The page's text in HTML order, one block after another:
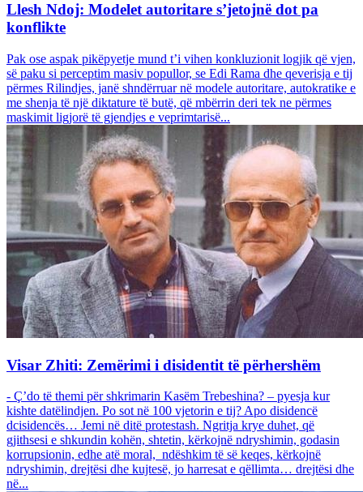
Llesh Ndoj: Modelet autoritare s’jetojnë dot pa
konflikte
Pak ose aspak pikëpyetje mund t’i vihen konkluzionit logjik që vjen,
së paku si perceptim masiv popullor, se Edi Rama dhe qeverisja e tij
përmes Rilindjes, janë shndërruar në modele autoritare, autokratike e
me shenja të një diktature të butë, që mbërrin deri tek ne përmes
maskimit ligjorë të gjendjes e veprimtarisë...
Visar Zhiti: Zemërimi i disidentit të përhershëm
- Ç’do të themi për shkrimarin Kasëm Trebeshina? – pyesja kur
kishte datëlindjen. Po sot në 100 vjetorin e tij? Apo disidencë
dcisidencës… Jemi në ditë protestash. Ngritja krye duhet, që
gjithsesi e shkundin kohën, shtetin, kërkojnë ndryshimin, godasin
korrupsionin, edhe atë moral, ndëshkim të së keqes, kërkojnë
ndryshimin, drejtësi dhe kujtesë, jo harresat e qëllimta… drejtësi dhe
në...